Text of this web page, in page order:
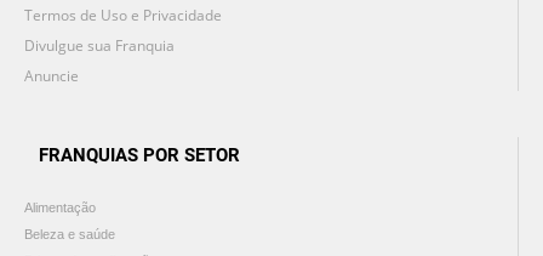
Termos de Uso e Privacidade
Divulgue sua Franquia
Anuncie
FRANQUIAS POR SETOR
Alimentação
Beleza e saúde